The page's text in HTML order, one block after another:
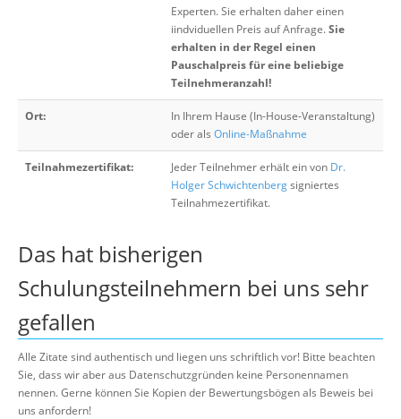
Experten. Sie erhalten daher einen
iindviduellen Preis auf Anfrage.Sie
erhalten in der Regel einen
Pauschalpreis für eine beliebige
Teilnehmeranzahl!
Ort:
In Ihrem Hause (In-House-Veranstaltung)
oder als Online-Maßnahme
Teilnahmezertifikat: Jeder Teilnehmer erhält ein von Dr.
Holger Schwichtenbergsigniertes
Teilnahmezertifikat.
Das hat bisherigen
Schulungsteilnehmern bei uns sehr
gefallen
Alle Zitate sind authentisch und liegen uns schriftlich vor! Bitte beachten
Sie, dass wir aber aus Datenschutzgründen keine Personennamen
nennen. Gerne können Sie Kopien der Bewertungsbögen als Beweis bei
uns anfordern!